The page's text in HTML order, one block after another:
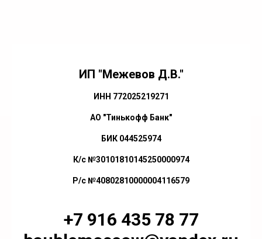
ИП "Межевов Д.В."
ИНН 772025219271
АО "Тинькофф Банк"
БИК 044525974
К/с №30101810145250000974
Р/с №40802810000004116579
+7 916 435 78 77